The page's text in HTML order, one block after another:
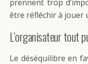
prennent trop
être réfléchir à jouer
L’organisateur tout
Le déséquilibre en